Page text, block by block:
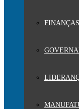
FINANÇAS